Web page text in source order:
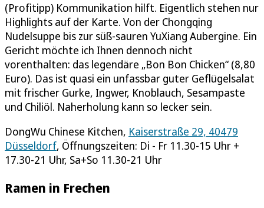
(Profitipp) Kommunikation hilft. Eigentlich stehen nur
Highlights auf der Karte. Von der Chongqing
Nudelsuppe bis zur süß-sauren YuXiang Aubergine. Ein
Gericht möchte ich Ihnen dennoch nicht
vorenthalten: das legendäre „Bon Bon Chicken“ (8,80
Euro). Das ist quasi ein unfassbar guter Geflügelsalat
mit frischer Gurke, Ingwer, Knoblauch, Sesampaste
und Chiliöl. Naherholung kann so lecker sein.
DongWu Chinese Kitchen, Kaiserstraße 29, 40479
Düsseldorf, Öffnungszeiten: Di - Fr 11.30-15 Uhr +
17.30-21 Uhr, Sa+So 11.30-21 Uhr
Ramen in Frechen